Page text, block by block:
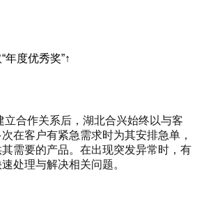
年度优秀奖”↑
立合作关系后，湖北合兴始终以与客
在客户有紧急需求时为其安排急单，
需要的产品。在出现突发异常时，有
处理与解决相关问题。